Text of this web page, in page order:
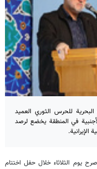
للحرس الثوري العميد
في المنطقة يخضع لرصد
صرح يوم الثلاثاء خلال حفل اختتام